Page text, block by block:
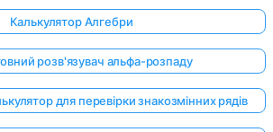
Калькулятор Алгебри
розв'язувач альфа-розпаду
для перевірки знакозмінних рядів